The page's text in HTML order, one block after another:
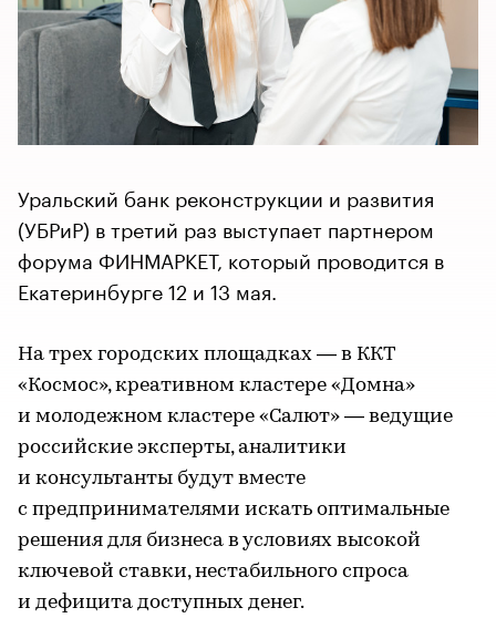
Уральский банк реконструкции и развития
(УБРиР) в третий раз выступает партнером
форума ФИНМАРКЕТ, который проводится в
Екатеринбурге 12 и 13 мая.
На трех городских площадках — в ККТ
«Космос», креативном кластере «Домна»
и молодежном кластере «Салют» — ведущие
российские эксперты, аналитики
и консультанты будут вместе
с предпринимателями искать оптимальные
решения для бизнеса в условиях высокой
ключевой ставки, нестабильного спроса
и дефицита доступных денег.